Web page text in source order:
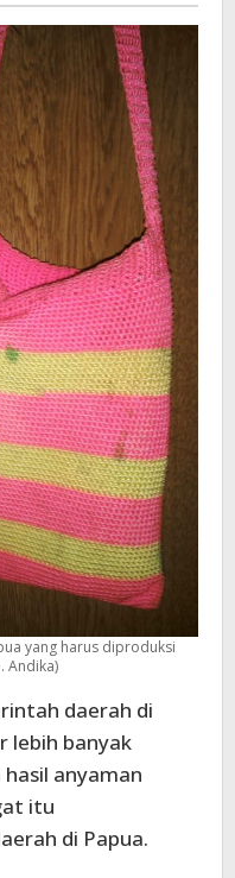
yang harus diproduksi
Andika)
daerah di
lebih banyak
anyaman
itu
di Papua.